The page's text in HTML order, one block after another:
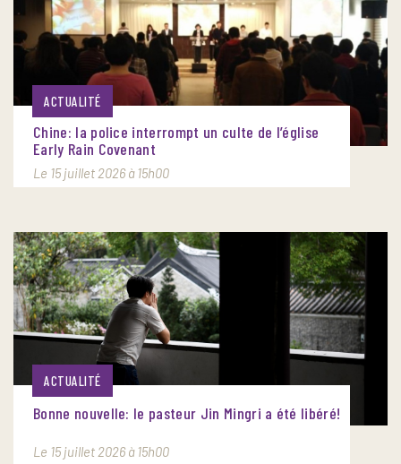
ACTUALITÉ
Chine: la police interrompt un culte de l’église
Early Rain Covenant
Le 15 juillet 2026 à 15h00
ACTUALITÉ
Bonne nouvelle: le pasteur Jin Mingri a été libéré!
Le 15 juillet 2026 à 15h00